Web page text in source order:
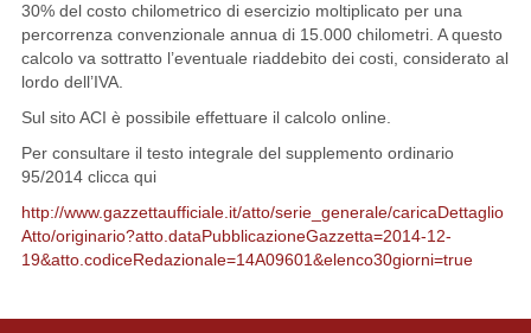
30% del costo chilometrico di esercizio moltiplicato per una
percorrenza convenzionale annua di 15.000 chilometri. A questo
calcolo va sottratto l’eventuale riaddebito dei costi, considerato al
lordo dell’IVA.
Sul sito ACI è possibile effettuare il calcolo online.
Per consultare il testo integrale del supplemento ordinario
95/2014 clicca qui
http://www.gazzettaufficiale.it/atto/serie_generale/caricaDettaglio
Atto/originario?atto.dataPubblicazioneGazzetta=2014-12-
19&atto.codiceRedazionale=14A09601&elenco30giorni=true